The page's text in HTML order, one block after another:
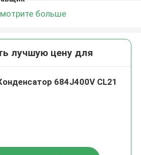
больше
лучшую цену для
684J400V CL21